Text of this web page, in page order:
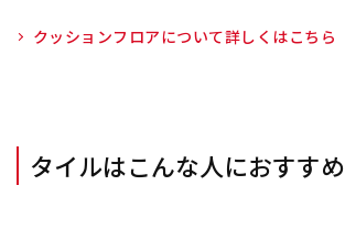
クッションフロアについて詳しくはこちら
タイルはこんな人におすすめ